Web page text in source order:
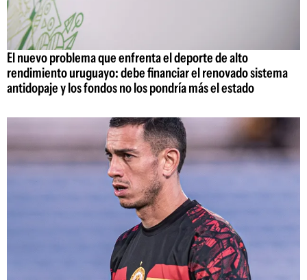
El nuevo problema que enfrenta el deporte de alto
rendimiento uruguayo: debe financiar el renovado sistema
antidopaje y los fondos no los pondría más el estado